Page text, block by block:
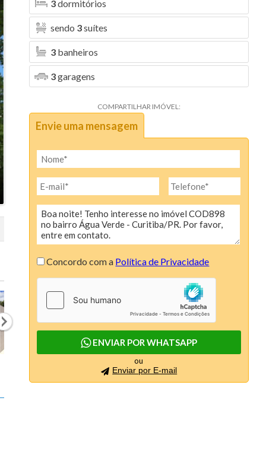
3dormitórios
sendo 3suítes
3 banheiros
3garagens
COMPARTILHAR IMÓVEL:
Envie uma mensagem
Concordo com a Política de Privacidade
ENVIAR POR WHATSAPP
ou
Enviar por E-mail